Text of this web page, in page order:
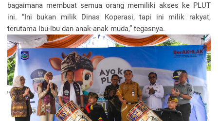
bagaimana membuat semua orang memiliki akses ke PLUT
ini. “Ini bukan milik Dinas Koperasi, tapi ini milik rakyat,
terutama ibu-ibu dan anak-anak muda,” tegasnya.